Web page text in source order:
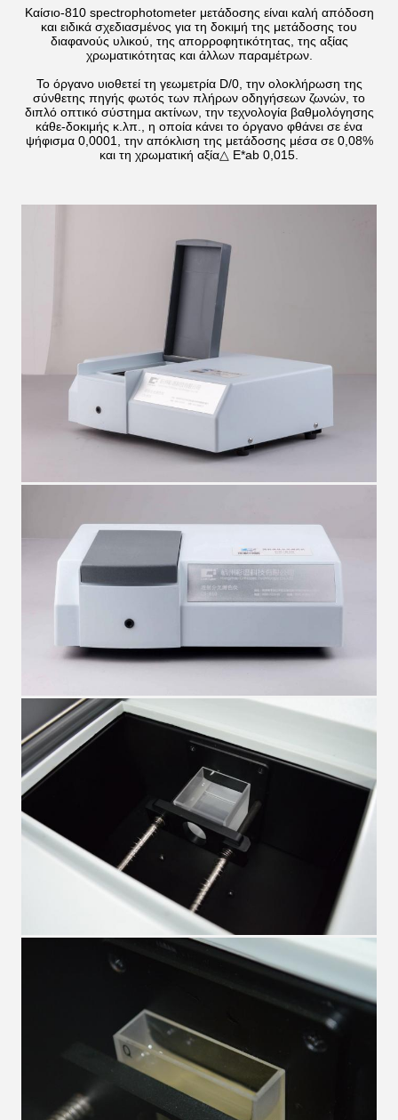
Καίσιο-810 spectrophotometer μετάδοσης είναι καλή απόδοση
και ειδικά σχεδιασμένος για τη δοκιμή της μετάδοσης του
διαφανούς υλικού, της απορροφητικότητας, της αξίας
χρωματικότητας και άλλων παραμέτρων.
Το όργανο υιοθετεί τη γεωμετρία D/0, την ολοκλήρωση της
σύνθετης πηγής φωτός των πλήρων οδηγήσεων ζωνών, το
διπλό οπτικό σύστημα ακτίνων, την τεχνολογία βαθμολόγησης
κάθε-δοκιμής κ.λπ., η οποία κάνει το όργανο φθάνει σε ένα
ψήφισμα 0,0001, την απόκλιση της μετάδοσης μέσα σε 0,08%
και τη χρωματική αξία△ E*ab 0,015.